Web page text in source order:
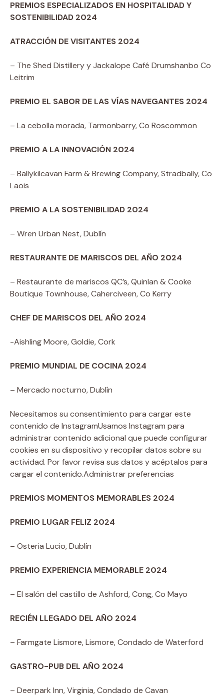
PREMIOS ESPECIALIZADOS EN HOSPITALIDAD Y
SOSTENIBILIDAD 2024
ATRACCIÓN DE VISITANTES 2024
– The Shed Distillery y Jackalope Café Drumshanbo Co
Leitrim
PREMIO EL SABOR DE LAS VÍAS NAVEGANTES 2024
– La cebolla morada, Tarmonbarry, Co Roscommon
PREMIO A LA INNOVACIÓN 2024
– Ballykilcavan Farm & Brewing Company, Stradbally, Co
Laois
PREMIO A LA SOSTENIBILIDAD 2024
– Wren Urban Nest, Dublín
RESTAURANTE DE MARISCOS DEL AÑO 2024
– Restaurante de mariscos QC’s, Quinlan & Cooke
Boutique Townhouse, Caherciveen, Co Kerry
CHEF DE MARISCOS DEL AÑO 2024
-Aishling Moore, Goldie, Cork
PREMIO MUNDIAL DE COCINA 2024
– Mercado nocturno, Dublín
Necesitamos su consentimiento para cargar este
contenido de InstagramUsamos Instagram para
administrar contenido adicional que puede configurar
cookies en su dispositivo y recopilar datos sobre su
actividad. Por favor revisa sus datos y acéptalos para
cargar el contenido.Administrar preferencias
PREMIOS MOMENTOS MEMORABLES 2024
PREMIO LUGAR FELIZ 2024
– Osteria Lucio, Dublín
PREMIO EXPERIENCIA MEMORABLE 2024
– El salón del castillo de Ashford, Cong, Co Mayo
RECIÉN LLEGADO DEL AÑO 2024
– Farmgate Lismore, Lismore, Condado de Waterford
GASTRO-PUB DEL AÑO 2024
– Deerpark Inn, Virginia, Condado de Cavan